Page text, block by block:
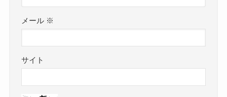
メール ※
サイト